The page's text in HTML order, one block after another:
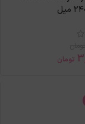
تومان